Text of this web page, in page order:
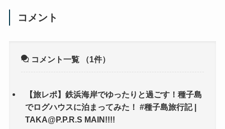
コメント
コメント一覧 （1件）
【旅レポ】鉄浜海岸でゆったりと過ごす！種子島
でログハウスに泊まってみた！ #種子島旅行記 |
TAKA@P.P.R.S MAIN!!!!